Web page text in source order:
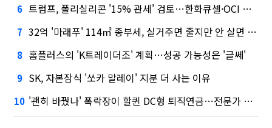
6 트럼프, 폴리실리콘 '15% 관세' 검토…한화큐셀·OCI 영향은?
7 32억 '마래푸' 114㎡ 종부세, 실거주면 줄지만 안 살면 2.5배
8 홈플러스의 'K트레이더조' 계획…성공 가능성은 '글쎄'
9 SK, 자본잠식 '쏘카 말레이' 지분 더 사는 이유
10 '괜히 바꿨나' 폭락장이 할퀸 DC형 퇴직연금…전문가 조언은